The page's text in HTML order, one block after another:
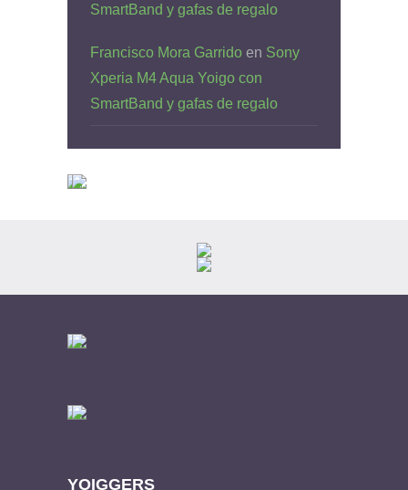
SmartBand y gafas de regalo
Francisco Mora Garrido en Sony
Xperia M4 Aqua Yoigo con
SmartBand y gafas de regalo
YOIGGERS